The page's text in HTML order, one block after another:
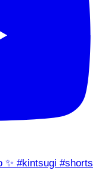
✨ #kintsugi #shorts